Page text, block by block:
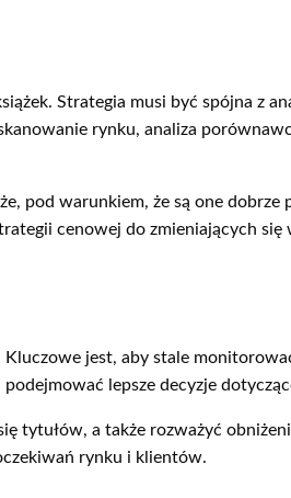
Strategia musi być spójna z
rynku, analiza
pod warunkiem, że są one dobrze
cenowej do zmieniających
jest, aby stale
lepsze decyzje
a także rozważyć
rynku i klientów.